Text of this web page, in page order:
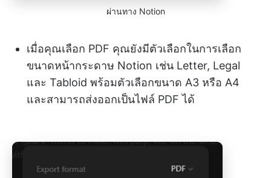
ผ่านทาง Notion
เมื่อคุณเลือก PDF คุณยังมีตัวเลือกในการเลือก
ขนาดหน้ากระดาษ Notion เช่น Letter, Legal
และ Tabloid พร้อมตัวเลือกขนาด A3 หรือ A4
และสามารถส่งออกเป็นไฟล์ PDF ได้